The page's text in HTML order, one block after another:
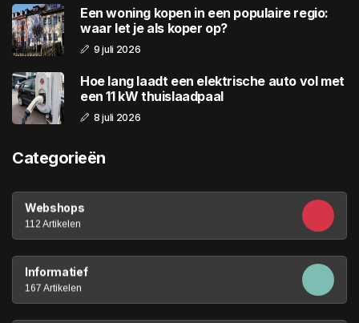
Een woning kopen in een populaire regio:
waar let je als koper op?
9 juli 2026
Hoe lang laadt een elektrische auto vol met
een 11 kW thuislaadpaal
8 juli 2026
Categorieën
Webshops
112 Artikelen
Informatief
167 Artikelen